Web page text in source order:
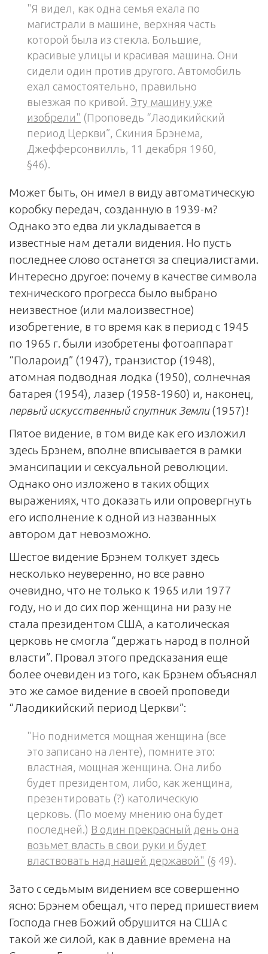
"Я видел, как одна семья ехала по
магистрали в машине, верхняя часть
которой была из стекла. Большие,
красивые улицы и красивая машина. Они
сидели один против другого. Автомобиль
ехал самостоятельно, правильно
выезжая по кривой. Эту машину уже
изобрели" (Проповедь “Лаодикийский
период Церкви”, Скиния Брэнема,
Джефферсонвилль, 11 декабря 1960,
§46).
Может быть, он имел в виду автоматическую
коробку передач, созданную в 1939-м?
Однако это едва ли укладывается в
известные нам детали видения. Но пусть
последнее слово останется за специалистами.
Интересно другое: почему в качестве символа
технического прогресса было выбрано
неизвестное (или малоизвестное)
изобретение, в то время как в период с 1945
по 1965 г. были изобретены фотоаппарат
“Полароид” (1947), транзистор (1948),
атомная подводная лодка (1950), солнечная
батарея (1954), лазер (1958-1960) и, наконец,
первый искусственный спутник Земли(1957)!
Пятое видение, в том виде как его изложил
здесь Брэнем, вполне вписывается в рамки
эмансипации и сексуальной революции.
Однако оно изложено в таких общих
выражениях, что доказать или опровергнуть
его исполнение к одной из названных
автором дат невозможно.
Шестое видение Брэнем толкует здесь
несколько неуверенно, но все равно
очевидно, что не только к 1965 или 1977
году, но и до сих пор женщина ни разу не
стала президентом США, а католическая
церковь не смогла “держать народ в полной
власти”. Провал этого предсказания еще
более очевиден из того, как Брэнем объяснял
это же самое видение в своей проповеди
“Лаодикийский период Церкви”:
"Но поднимется мощная женщина (все
это записано на ленте), помните это:
властная, мощная женщина. Она либо
будет президентом, либо, как женщина,
презентировать (?) католическую
церковь. (По моему мнению она будет
последней.) В один прекрасный день она
возьмет власть в свои руки и будет
властвовать над нашей державой" (§ 49).
Зато с седьмым видением все совершенно
ясно: Брэнем обещал, что перед пришествием
Господа гнев Божий обрушится на США с
такой же силой, как в давние времена на